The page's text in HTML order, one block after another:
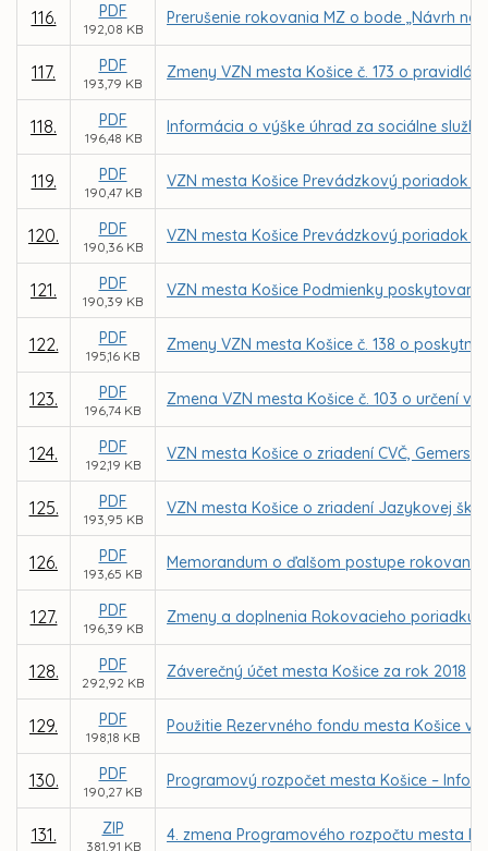
116. PDF
192,08 KB
Prerušenie rokovania MZ o bode „Návrh na
117. PDF
193,79 KB
Zmeny VZN mesta Košice č. 173 o
118. PDF
196,48 KB
Informácia o výške úhrad za sociálne
119. PDF
190,47 KB
VZN mesta Košice Prevádzkový poriadok
120. PDF
190,36 KB
VZN mesta Košice Prevádzkový poriadok
121. PDF
190,39 KB
VZN mesta Košice Podmienky
122. PDF
195,16 KB
Zmeny VZN mesta Košice č. 138 o
123. PDF
196,74 KB
Zmena VZN mesta Košice č. 103 o určení
124. PDF
192,19 KB
VZN mesta Košice o zriadení CVČ,
125. PDF
193,95 KB
VZN mesta Košice o zriadení Jazykovej
126. PDF
193,65 KB
Memorandum o ďalšom postupe rokovaní
127. PDF
196,39 KB
Zmeny a doplnenia Rokovacieho poriadku
128. PDF
292,92 KB
Záverečný účet mesta Košice za rok 2018
129. PDF
198,18 KB
Použitie Rezervného fondu mesta Košice v
130. PDF
190,27 KB
Programový rozpočet mesta Košice –
131. ZIP
381,91 KB
4. zmena Programového rozpočtu mesta